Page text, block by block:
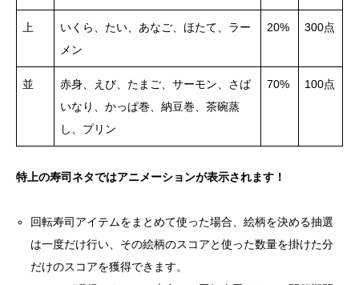
上
いくら、たい、あなご、ほたて、ラー
メン
20% 300点
並
赤身、えび、たまご、サーモン、さば
いなり、かっぱ巻、納豆巻、茶碗蒸
し、プリン
70% 100点
特上の寿司ネタではアニメーションが表示されます！
回転寿司アイテムをまとめて使った場合、絵柄を決める抽選
は一度だけ行い、その絵柄のスコアと使った数量を掛けた分
だけのスコアを獲得できます。